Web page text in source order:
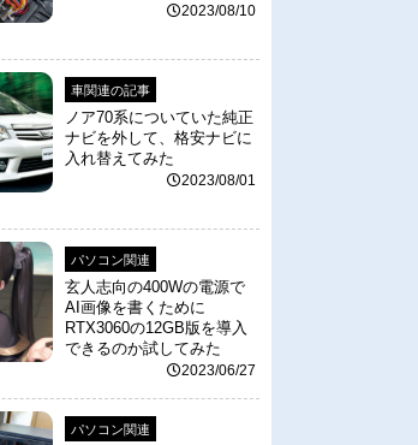
2023/08/10
車関連の記事
ノア70系についていた純正
ナビを外して、格安ナビに
入れ替えてみた
2023/08/01
パソコン関連
玄人志向の400Wの電源で
AI画像を書くために
RTX3060の12GB版を導入
できるのか試してみた
2023/06/27
パソコン関連